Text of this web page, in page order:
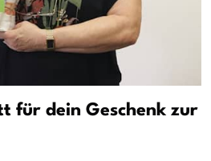
für dein Geschenk zur